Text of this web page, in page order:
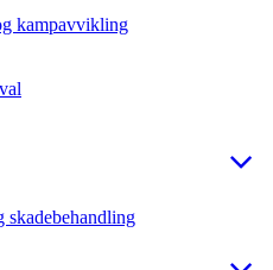
kampavvikling
skadebehandling